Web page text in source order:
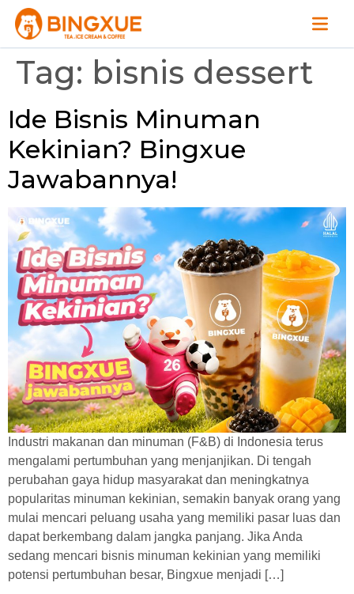
Tag: bisnis dessert
Ide Bisnis Minuman
Kekinian? Bingxue
Jawabannya!
Industri makanan dan minuman (F&B) di Indonesia terus
mengalami pertumbuhan yang menjanjikan. Di tengah
perubahan gaya hidup masyarakat dan meningkatnya
popularitas minuman kekinian, semakin banyak orang yang
mulai mencari peluang usaha yang memiliki pasar luas dan
dapat berkembang dalam jangka panjang. Jika Anda
sedang mencari bisnis minuman kekinian yang memiliki
potensi pertumbuhan besar, Bingxue menjadi […]